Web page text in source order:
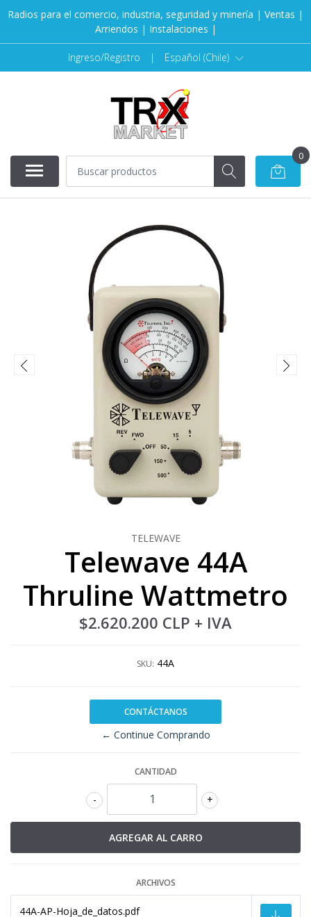
Radios para el comercio, industria, seguridad y minería | Ventas |
Arriendos | Instalaciones |
Ingreso/Registro | Español (Chile)
0
TELEWAVE
Telewave 44A
Thruline Wattmetro
$2.620.200 CLP + IVA
SKU: 44A
CONTÁCTANOS
← Continue Comprando
CANTIDAD
+
-
ARCHIVOS
44A-AP-Hoja_de_datos.pdf